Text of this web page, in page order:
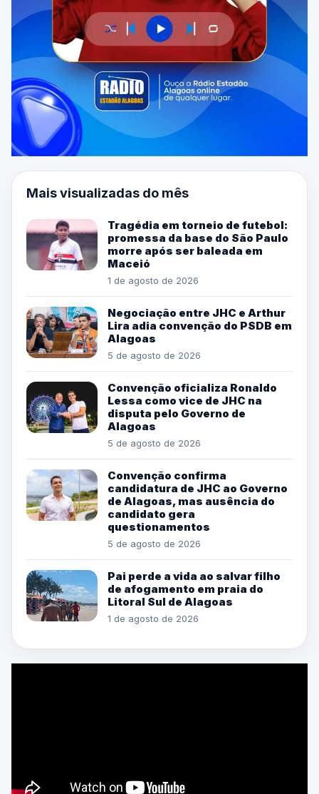
Mais visualizadas do mês
Tragédia em torneio de futebol:
promessa da base do São Paulo
morre após ser baleada em
Maceió
1 de agosto de 2026
Negociação entre JHC e Arthur
Lira adia convenção do PSDB em
Alagoas
5 de agosto de 2026
Convenção oficializa Ronaldo
Lessa como vice de JHC na
disputa pelo Governo de
Alagoas
5 de agosto de 2026
Convenção confirma
candidatura de JHC ao Governo
de Alagoas, mas ausência do
candidato gera
questionamentos
5 de agosto de 2026
Pai perde a vida ao salvar filho
de afogamento em praia do
Litoral Sul de Alagoas
1 de agosto de 2026